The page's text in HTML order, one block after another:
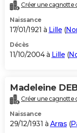
Créer une cagnotte
Naissance
17/01/1921 à Lille (
Décès
11/10/2004 à Lille (
Madeleine
Créer une cagnotte
Naissance
29/12/1931 à Arras (